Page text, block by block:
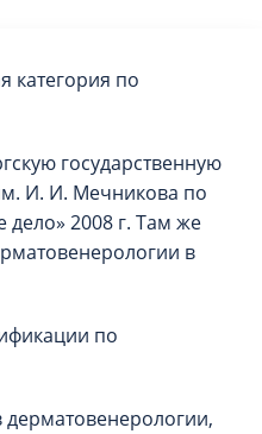
категория по
государственную
И. И. Мечникова по
дело» 2008 г. Там же
в
по